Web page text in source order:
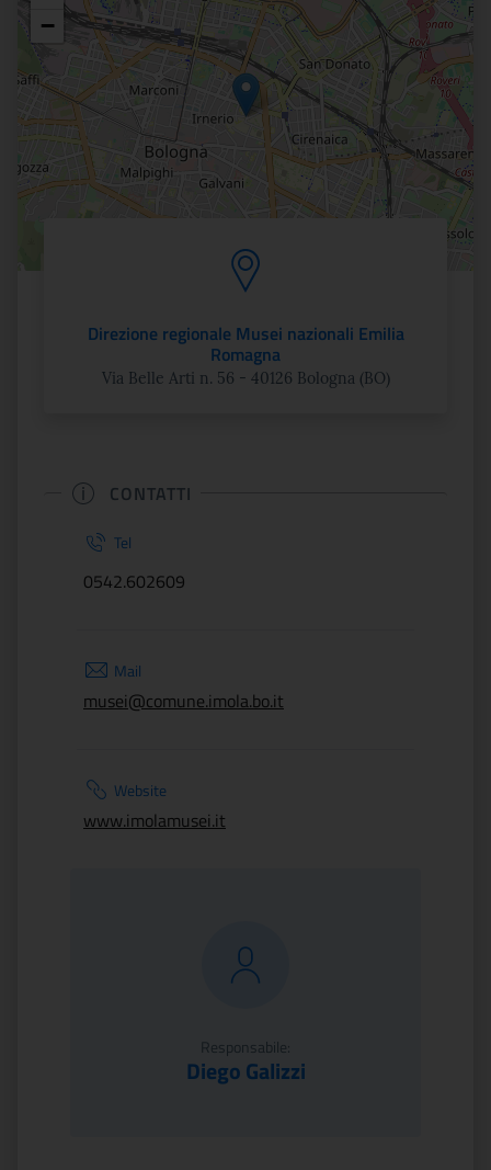
Posizione
−
Direzione regionale Musei nazionali Emilia
Romagna
Via Belle Arti n. 56 - 40126 Bologna (BO)
CONTATTI
Tel
0542.602609
Mail
musei@comune.imola.bo.it
Website
www.imolamusei.it
Responsabile:
Diego Galizzi